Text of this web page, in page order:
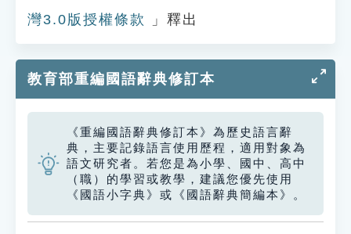
灣3.0版授權條款
」釋出
教育部重編國語辭典修訂本
《重編國語辭典修訂本》為歷史語言辭
典，主要記錄語言使用歷程，適用對象為
語文研究者。若您是為小學、國中、高中
（職）的學習或教學，建議您優先使用
《國語小字典》或《國語辭典簡編本》。